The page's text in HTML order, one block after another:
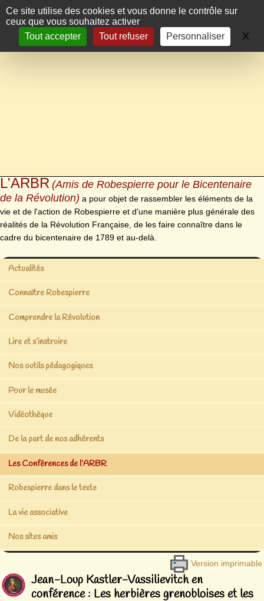
Panneau de gestion des cookies
Ce site utilise des cookies et vous donne le contrôle sur
ceux que vous souhaitez activer
Tout accepter
Tout refuser Personnaliser X
L'ARBR (Amis de Robespierre pour le Bicentenaire
de la Révolution) a pour objet de rassembler les éléments de la
vie et de l'action de Robespierre et d'une manière plus générale des
réalités de la Révolution Française, de les faire connaître dans le
cadre du bicentenaire de 1789 et au-delà.
Actualités
Connaître Robespierre
Comprendre la Révolution
Lire et s’instruire
Nos outils pédagogiques
Pour le musée
Vidéothèque
De la part de nos adhérents
Les Conférences de l’ARBR
Robespierre dans le texte
La vie associative
Nos sites amis
Version imprimable
Jean-Loup Kastler-Vassilievitch en
conférence : Les herbières grenobloises et les